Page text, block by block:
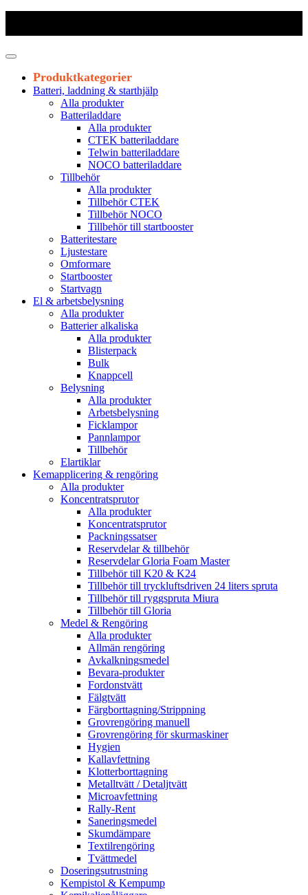
Produktkategorier
Batteri, laddning & starthjälp
Alla produkter
Batteriladdare
Alla produkter
CTEK batteriladdare
Telwin batteriladdare
NOCO batteriladdare
Tillbehör
Alla produkter
Tillbehör CTEK
Tillbehör NOCO
Tillbehör till startbooster
Batteritestare
Ljustestare
Omformare
Startbooster
Startvagn
El & arbetsbelysning
Alla produkter
Batterier alkaliska
Alla produkter
Blisterpack
Bulk
Knappcell
Belysning
Alla produkter
Arbetsbelysning
Ficklampor
Pannlampor
Tillbehör
Elartiklar
Kemapplicering & rengöring
Alla produkter
Koncentratsprutor
Alla produkter
Koncentratsprutor
Packningssatser
Reservdelar & tillbehör
Reservdelar Gloria Foam Master
Tillbehör till K20 & K24
Tillbehör till tryckluftsdriven 24 liters spruta
Tillbehör till ryggspruta Miura
Tillbehör till Gloria
Medel & Rengöring
Alla produkter
Allmän rengöring
Avkalkningsmedel
Bevara-produkter
Fordonstvätt
Fälgtvätt
Färgborttagning/Strippning
Grovrengöring manuell
Grovrengöring för skurmaskiner
Hygien
Kallavfettning
Klotterborttagning
Metalltvätt / Detaljtvätt
Microavfettning
Rally-Rent
Saneringsmedel
Skumdämpare
Textilrengöring
Tvättmedel
Doseringsutrustning
Kempistol & Kempump